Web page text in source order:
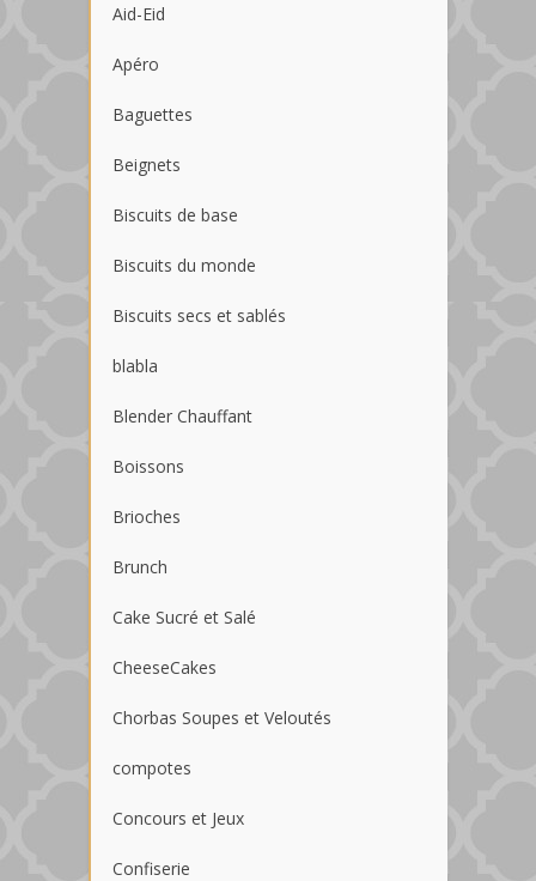
Aid-Eid
Apéro
Baguettes
Beignets
Biscuits de base
Biscuits du monde
Biscuits secs et sablés
blabla
Blender Chauffant
Boissons
Brioches
Brunch
Cake Sucré et Salé
CheeseCakes
Chorbas Soupes et Veloutés
compotes
Concours et Jeux
Confiserie